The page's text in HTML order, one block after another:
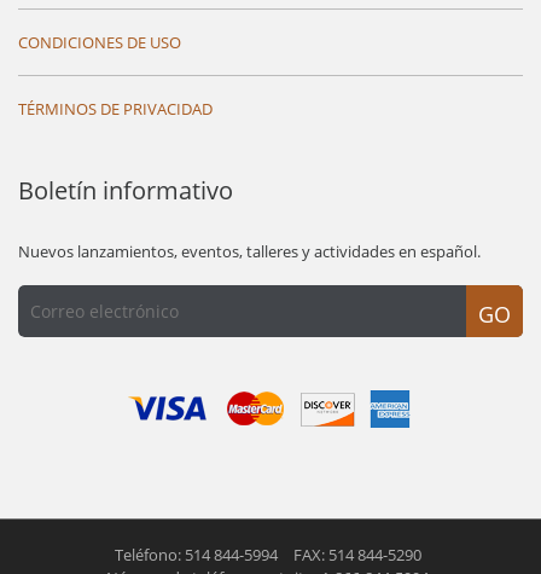
CONDICIONES DE USO
TÉRMINOS DE PRIVACIDAD
Boletín informativo
Nuevos lanzamientos, eventos, talleres y actividades en español.
GO
Teléfono: 514 844-5994
FAX: 514 844-5290